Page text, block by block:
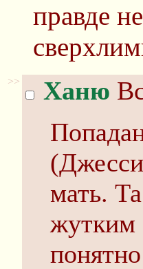
правде
>> Ханю
мать.
жутким